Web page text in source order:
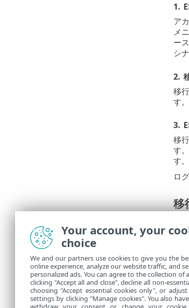
1.
ア
メ
ー
シ
2.
移
す。
3.
移
す
す。
ロ
移
1.
は
2.
Your account, your
choice
We and our partners use cookies to give you the
online experience, analyze our website traffic, and
personalized ads. You can agree to the collection of
clicking "Accept all and close", decline all non-
choosing "Accept essential cookies only", or
settings by clicking "Manage cookies". You also